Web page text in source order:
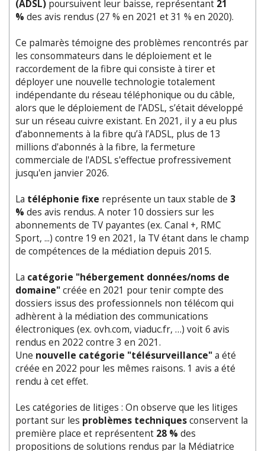
(ADSL) poursuivent leur baisse, représentant 21
% des avis rendus (27 % en 2021 et 31 % en 2020).
Ce palmarès témoigne des problèmes rencontrés par
les consommateurs dans le déploiement et le
raccordement de la fibre qui consiste à tirer et
déployer une nouvelle technologie totalement
indépendante du réseau téléphonique ou du câble,
alors que le déploiement de l’ADSL, s’était développé
sur un réseau cuivre existant. En 2021, il y a eu plus
d’abonnements à la fibre qu’à l’ADSL, plus de 13
millions d'abonnés à la fibre, la fermeture
commerciale de l'ADSL s'effectue profressivement
jusqu'en janvier 2026.
La téléphonie fixe représente un taux stable de 3
% des avis rendus. A noter 10 dossiers sur les
abonnements de TV payantes (ex. Canal +, RMC
Sport, ...) contre 19 en 2021, la TV étant dans le champ
de compétences de la médiation depuis 2015.
La catégorie "hébergement données/noms de
domaine"créée en 2021 pour tenir compte des
dossiers issus des professionnels non télécom qui
adhèrent à la médiation des communications
électroniques (ex. ovh.com, viaduc.fr, …) voit 6 avis
rendus en 2022 contre 3 en 2021.
Une nouvelle catégorie "télésurveillance"a été
créée en 2022 pour les mêmes raisons. 1 avis a été
rendu à cet effet.
Les catégories de litiges : On observe que les litiges
portant sur les problèmes techniquesconservent la
première place et représentent 28 % des
propositions de solutions rendus par la Médiatrice